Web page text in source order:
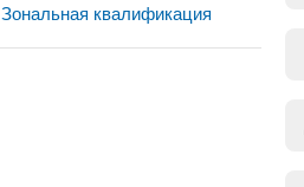
Зональная квалификация